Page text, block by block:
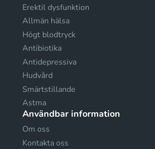
Erektil dysfunktion
Allmän hälsa
Högt blodtryck
Antibiotika
Antidepressiva
Hudvård
Smärtstillande
Astma
Användbar information
Om oss
Kontakta oss